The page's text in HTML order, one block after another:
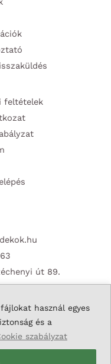
használ egyes
és a
szabályzat
feltételek
út 89.